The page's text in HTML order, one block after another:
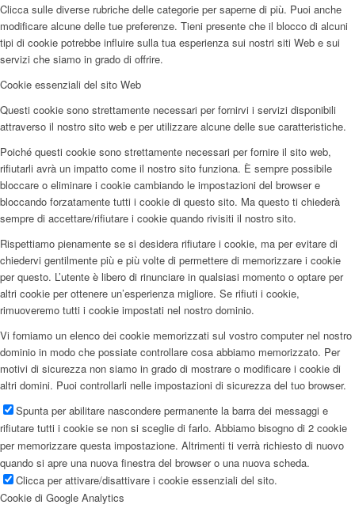
Clicca sulle diverse rubriche delle categorie per saperne di più. Puoi anche
modificare alcune delle tue preferenze. Tieni presente che il blocco di alcuni
tipi di cookie potrebbe influire sulla tua esperienza sui nostri siti Web e sui
servizi che siamo in grado di offrire.
Cookie essenziali del sito Web
Questi cookie sono strettamente necessari per fornirvi i servizi disponibili
attraverso il nostro sito web e per utilizzare alcune delle sue caratteristiche.
Poiché questi cookie sono strettamente necessari per fornire il sito web,
rifiutarli avrà un impatto come il nostro sito funziona. È sempre possibile
bloccare o eliminare i cookie cambiando le impostazioni del browser e
bloccando forzatamente tutti i cookie di questo sito. Ma questo ti chiederà
sempre di accettare/rifiutare i cookie quando rivisiti il nostro sito.
Rispettiamo pienamente se si desidera rifiutare i cookie, ma per evitare di
chiedervi gentilmente più e più volte di permettere di memorizzare i cookie
per questo. L’utente è libero di rinunciare in qualsiasi momento o optare per
altri cookie per ottenere un’esperienza migliore. Se rifiuti i cookie,
rimuoveremo tutti i cookie impostati nel nostro dominio.
Vi forniamo un elenco dei cookie memorizzati sul vostro computer nel nostro
dominio in modo che possiate controllare cosa abbiamo memorizzato. Per
motivi di sicurezza non siamo in grado di mostrare o modificare i cookie di
altri domini. Puoi controllarli nelle impostazioni di sicurezza del tuo browser.
Spunta per abilitare nascondere permanente la barra dei messaggi e
rifiutare tutti i cookie se non si sceglie di farlo. Abbiamo bisogno di 2 cookie
per memorizzare questa impostazione. Altrimenti ti verrà richiesto di nuovo
quando si apre una nuova finestra del browser o una nuova scheda.
Clicca per attivare/disattivare i cookie essenziali del sito.
Cookie di Google Analytics